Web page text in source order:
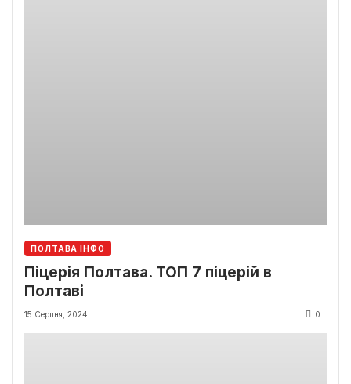
ПОЛТАВА ІНФО
Піцерія Полтава. ТОП 7 піцерій в
Полтаві
15 Серпня, 2024 0